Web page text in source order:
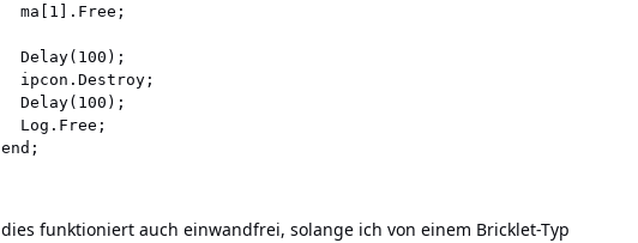
ma[1].Free;
Delay(100);
ipcon.Destroy;
Delay(100);
Log.Free;
dies funktioniert auch einwandfrei, solange ich von einem Bricklet-Typ